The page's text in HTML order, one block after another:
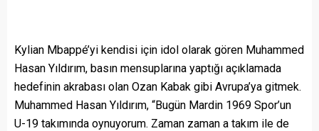
Kylian Mbappé’yi kendisi için idol olarak gören Muhammed
Hasan Yıldırım, basın mensuplarına yaptığı açıklamada
hedefinin akrabası olan Ozan Kabak gibi Avrupa’ya gitmek.
Muhammed Hasan Yıldırım, “Bugün Mardin 1969 Spor’un
U-19 takımında oynuyorum. Zaman zaman a takım ile de